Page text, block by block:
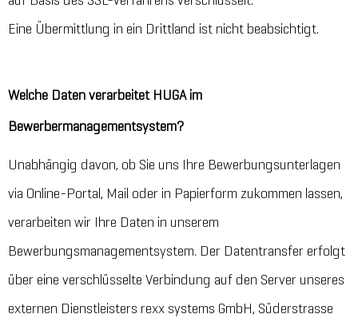
Eine Übermittlung in ein Drittland ist nicht beabsichtigt.
Welche Daten verarbeitet HUGA im
Bewerbermanagementsystem?
Unabhängig davon, ob Sie uns Ihre Bewerbungsunterlagen
via Online-Portal, Mail oder in Papierform zukommen lassen,
verarbeiten wir Ihre Daten in unserem
Bewerbungsmanagementsystem. Der Datentransfer erfolgt
über eine verschlüsselte Verbindung auf den Server unseres
externen Dienstleisters rexx systems GmbH, Süderstrasse